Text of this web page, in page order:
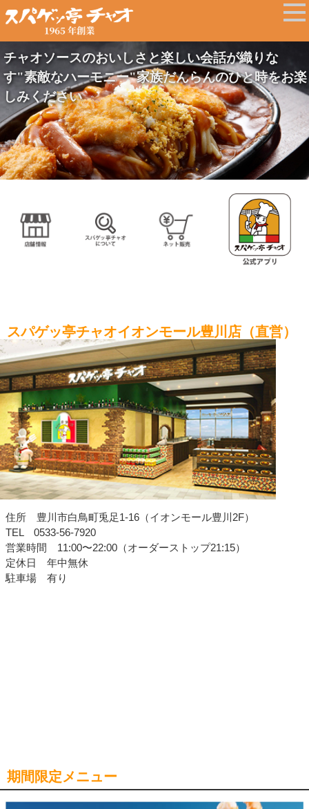
チャオソースのおいしさと楽しい会話が織りな
す"素敵なハーモニー"家族だんらんのひと時をお楽
しみください
スパゲッ亭チャオイオンモール豊川店（直営）
住所 豊川市白鳥町兎足1-16（イオンモール豊川2F）
TEL 0533-56-7920
営業時間 11:00〜22:00（オーダーストップ21:15）
定休日 年中無休
駐車場 有り
期間限定メニュー